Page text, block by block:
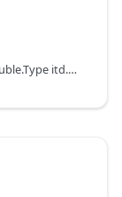
Izvodi tip granularnog broja (Int64.Type, Double.Type itd.) za broj šifrovan u tekstu.